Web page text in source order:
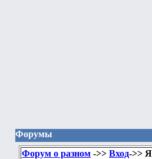
Форумы
Форум о разном ->> Вход->>